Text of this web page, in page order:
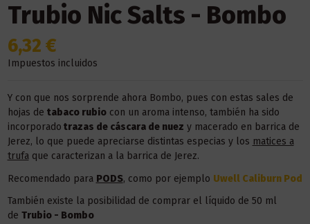
Trubio Nic Salts - Bombo
6,32 €
Impuestos incluidos
Y con que nos sorprende ahora Bombo, pues con estas sales de
hojas de tabaco rubiocon un aroma intenso, también ha sido
incorporado trazas de cáscara de nuez y macerado en barrica de
Jerez, lo que puede apreciarse distintas especias y los matices a
trufaque caracterizan a la barrica de Jerez.
Recomendado para PODS, como por ejemplo Uwell Caliburn Pod
También existe la posibilidad de comprar el líquido de 50 ml
de Trubio - Bombo